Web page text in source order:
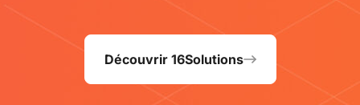
Découvrir 16Solutions